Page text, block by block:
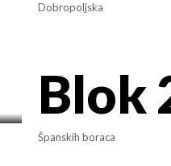
Dobropoljska
Španskih boraca